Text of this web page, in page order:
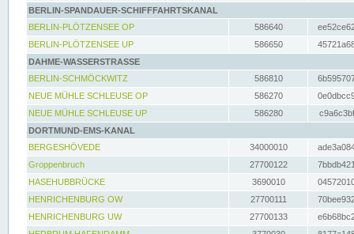
BERLIN-SPANDAUER-SCHIFFFAHRTSKANAL
BERLIN-PLÖTZENSEE OP
586640
BERLIN-PLÖTZENSEE UP
586650
DAHME-WASSERSTRASSE
BERLIN-SCHMÖCKWITZ
586810
NEUE MÜHLE SCHLEUSE OP
586270
NEUE MÜHLE SCHLEUSE UP
586280
DORTMUND-EMS-KANAL
BERGESHÖVEDE
34000010
Groppenbruch
27700122
HASEHUBBRÜCKE
3690010
HENRICHENBURG OW
27700111
HENRICHENBURG UW
27700133